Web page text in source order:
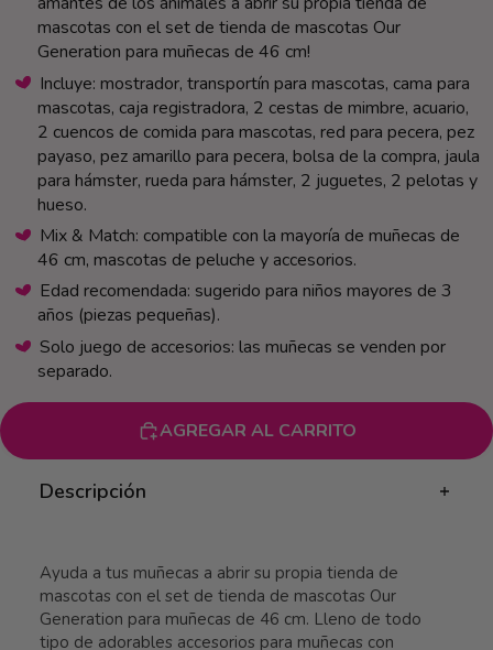
medio
valoración.
Read
17
Reviews.
Enlace
misma
página.
mascotas con el set de tienda de mascotas Our
Generation para muñecas de 46 cm!
Incluye: mostrador, transportín para mascotas, cama para
mascotas, caja registradora, 2 cestas de mimbre, acuario,
2 cuencos de comida para mascotas, red para pecera, pez
payaso, pez amarillo para pecera, bolsa de la compra, jaula
para hámster, rueda para hámster, 2 juguetes, 2 pelotas y
hueso.
Mix & Match: compatible con la mayoría de muñecas de
46 cm, mascotas de peluche y accesorios.
Edad recomendada: sugerido para niños mayores de 3
años (piezas pequeñas).
Solo juego de accesorios: las muñecas se venden por
separado.
AGREGAR AL CARRITO
Descripción
Ayuda a tus muñecas a abrir su propia tienda de
mascotas con el set de tienda de mascotas Our
Generation para muñecas de 46 cm. Lleno de todo
tipo de adorables accesorios para muñecas con